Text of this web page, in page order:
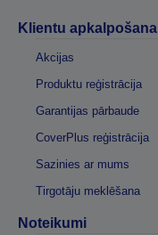
Klientu apkalpošana
Akcijas
Produktu reģistrācija
Garantijas pārbaude
CoverPlus reģistrācija
Sazinies ar mums
Tirgotāju meklēšana
Noteikumi